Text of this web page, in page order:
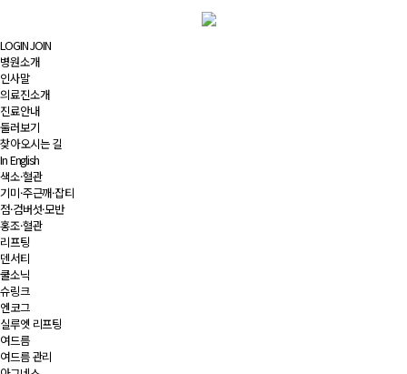
LOGINJOIN
병원소개
인사말
의료진소개
진료안내
둘러보기
찾아오시는 길
In English
색소·혈관
기미·주근깨·잡티
점·검버섯·모반
홍조·혈관
리프팅
덴서티
쿨소닉
슈링크
엔코그
실루엣 리프팅
여드름
여드름 관리